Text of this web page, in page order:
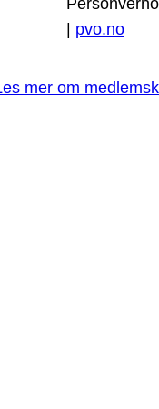
| pvo.no
mer om